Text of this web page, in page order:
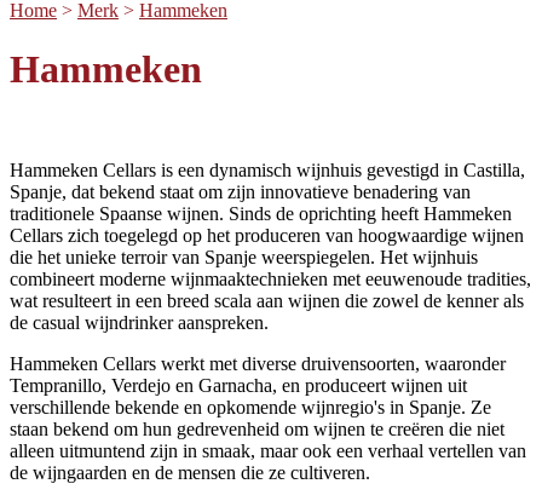
Home > Merk > Hammeken
Hammeken
Hammeken Cellars is een dynamisch wijnhuis gevestigd in Castilla,
Spanje, dat bekend staat om zijn innovatieve benadering van
traditionele Spaanse wijnen. Sinds de oprichting heeft Hammeken
Cellars zich toegelegd op het produceren van hoogwaardige wijnen
die het unieke terroir van Spanje weerspiegelen. Het wijnhuis
combineert moderne wijnmaaktechnieken met eeuwenoude tradities,
wat resulteert in een breed scala aan wijnen die zowel de kenner als
de casual wijndrinker aanspreken.
Hammeken Cellars werkt met diverse druivensoorten, waaronder
Tempranillo, Verdejo en Garnacha, en produceert wijnen uit
verschillende bekende en opkomende wijnregio's in Spanje. Ze
staan bekend om hun gedrevenheid om wijnen te creëren die niet
alleen uitmuntend zijn in smaak, maar ook een verhaal vertellen van
de wijngaarden en de mensen die ze cultiveren.